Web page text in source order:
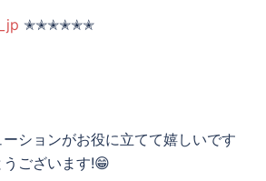
✭✭✭✭✭✭
ションがお役に立てて嬉しいです
ございます!😁